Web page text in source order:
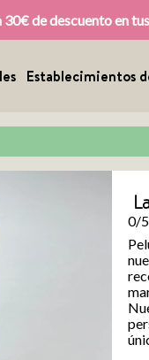
de descuento en
Establecimientos
0/5